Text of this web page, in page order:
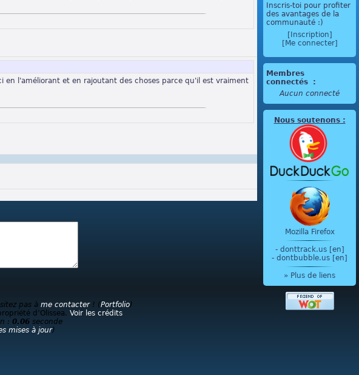
en l'améliorant et en rajoutant des choses parce qu'il est vraiment
pas à me contacter! (Portfolio)
d’Olissea. Voir les crédits
: 0.06seconde
mises à jour)
Inscris-toi pour profiter
des avantages de la
communauté :)
[Inscription]
[Me connecter]
Membres
connectés
:
Aucun connecté
Nous soutenons:
Mozilla Firefox
- donttrack.us [en]
- dontbubble.us [en]
» Plus de liens